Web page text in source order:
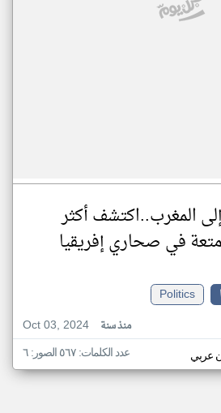
المغرب..اكتشف أكثر
في صحاري إفريقيا
Politics
Oct 03, 2024
منذ سنة
عربي عدد الكلمات: ٥٦٧ الصور: ٦